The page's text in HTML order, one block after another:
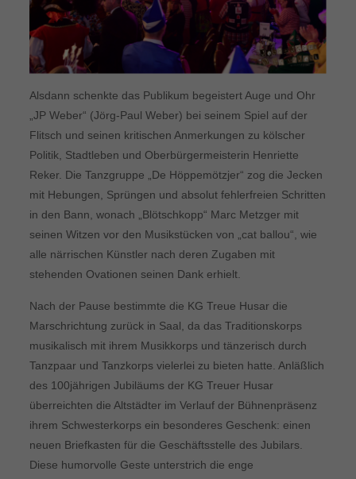
Alsdann schenkte das Publikum begeistert Auge und Ohr
„JP Weber“ (Jörg-Paul Weber) bei seinem Spiel auf der
Flitsch und seinen kritischen Anmerkungen zu kölscher
Politik, Stadtleben und Oberbürgermeisterin Henriette
Reker. Die Tanzgruppe „De Höppemötzjer“ zog die Jecken
mit Hebungen, Sprüngen und absolut fehlerfreien Schritten
in den Bann, wonach „Blötschkopp“ Marc Metzger mit
seinen Witzen vor den Musikstücken von „cat ballou“, wie
alle närrischen Künstler nach deren Zugaben mit
stehenden Ovationen seinen Dank erhielt.
Nach der Pause bestimmte die KG Treue Husar die
Marschrichtung zurück in Saal, da das Traditionskorps
musikalisch mit ihrem Musikkorps und tänzerisch durch
Tanzpaar und Tanzkorps vielerlei zu bieten hatte. Anläßlich
des 100jährigen Jubiläums der KG Treuer Husar
überreichten die Altstädter im Verlauf der Bühnenpräsenz
ihrem Schwesterkorps ein besonderes Geschenk: einen
neuen Briefkasten für die Geschäftsstelle des Jubilars.
Diese humorvolle Geste unterstrich die enge